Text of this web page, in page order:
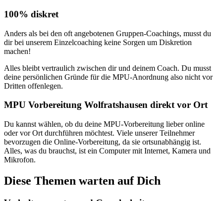
100% diskret
Anders als bei den oft angebotenen Gruppen-Coachings, musst du
dir bei unserem Einzelcoaching keine Sorgen um Diskretion
machen!
Alles bleibt vertraulich zwischen dir und deinem Coach. Du musst
deine persönlichen Gründe für die MPU-Anordnung also nicht vor
Dritten offenlegen.
MPU Vorbereitung Wolfratshausen direkt vor Ort
Du kannst wählen, ob du deine MPU-Vorbereitung lieber online
oder vor Ort durchführen möchtest. Viele unserer Teilnehmer
bevorzugen die Online-Vorbereitung, da sie ortsunabhängig ist.
Alles, was du brauchst, ist ein Computer mit Internet, Kamera und
Mikrofon.
Diese Themen warten auf Dich